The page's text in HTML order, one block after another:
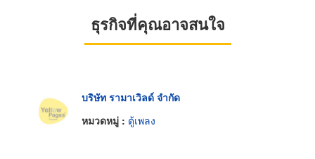
ธุรกิจที่คุณอาจสนใจ
บริษัท รามาเวิลด์ จำกัด
หมวดหมู่ : ตู้เพลง